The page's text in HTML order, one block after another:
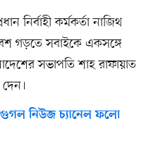
নির্বাহী কর্মকর্তা নাজিথ
গড়তে সবাইকে একসঙ্গে
সভাপতি শাহ রাফায়াত
নিউজ চ্যানেল ফলো